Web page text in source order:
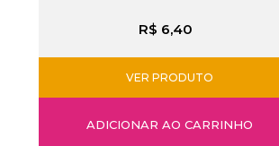
R$ 6,40
VER PRODUTO
ADICIONAR AO CARRINHO